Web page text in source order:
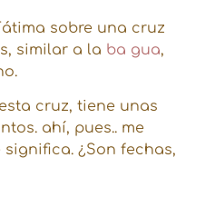
sobre una cruz
similar a la ba gua,
cruz, tiene unas
ahí, pues.. me
¿Son fechas,